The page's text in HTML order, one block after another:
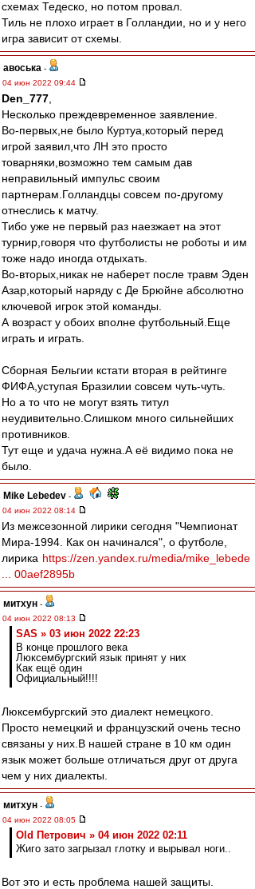
схемах Тедеско, но потом провал.
Тиль не плохо играет в Голландии, но и у него
игра зависит от схемы.
авоська -
04 июн 2022 09:44
Den_777
Несколько преждевременное заявление.
Во-первых,не было Куртуа,который перед
игрой заявил,что ЛН это просто
товарняки,возможно тем самым дав
неправильный импульс своим
партнерам.Голландцы совсем по-другому
отнеслись к матчу.
Тибо уже не первый раз наезжает на этот
турнир,говоря что футболисты не роботы и им
тоже надо иногда отдыхать.
Во-вторых,никак не наберет после травм Эден
Азар,который наряду с Де Брюйне абсолютно
ключевой игрок этой команды.
А возраст у обоих вполне футбольный.Еще
играть и играть.
Сборная Бельгии кстати вторая в рейтинге
ФИФА,уступая Бразилии совсем чуть-чуть.
Но а то что не могут взять титул
неудивительно.Слишком много сильнейших
противников.
Тут еще и удача нужна.А её видимо пока не
было.
Mike Lebedev -
04 июн 2022 08:14
Из межсезонной лирики сегодня "Чемпионат
Мира-1994. Как он начинался", о футболе,
лирика https://zen.yandex.ru/media/mike_lebede
... 00aef2895b
митхун -
04 июн 2022 08:13
SAS » 03 июн 2022 22:23
В конце прошлого века
Люксембургский язык принят у них
Как ещё один
Официальный!!!!
Люксембургский это диалект немецкого.
Просто немецкий и французский очень тесно
связаны у них.В нашей стране в 10 км один
язык может больше отличаться друг от друга
чем у них диалекты.
митхун -
04 июн 2022 08:05
Old Петрович » 04 июн 2022 02:11
Жиго зато загрызал глотку и вырывал ноги..
Вот это и есть проблема нашей защиты.